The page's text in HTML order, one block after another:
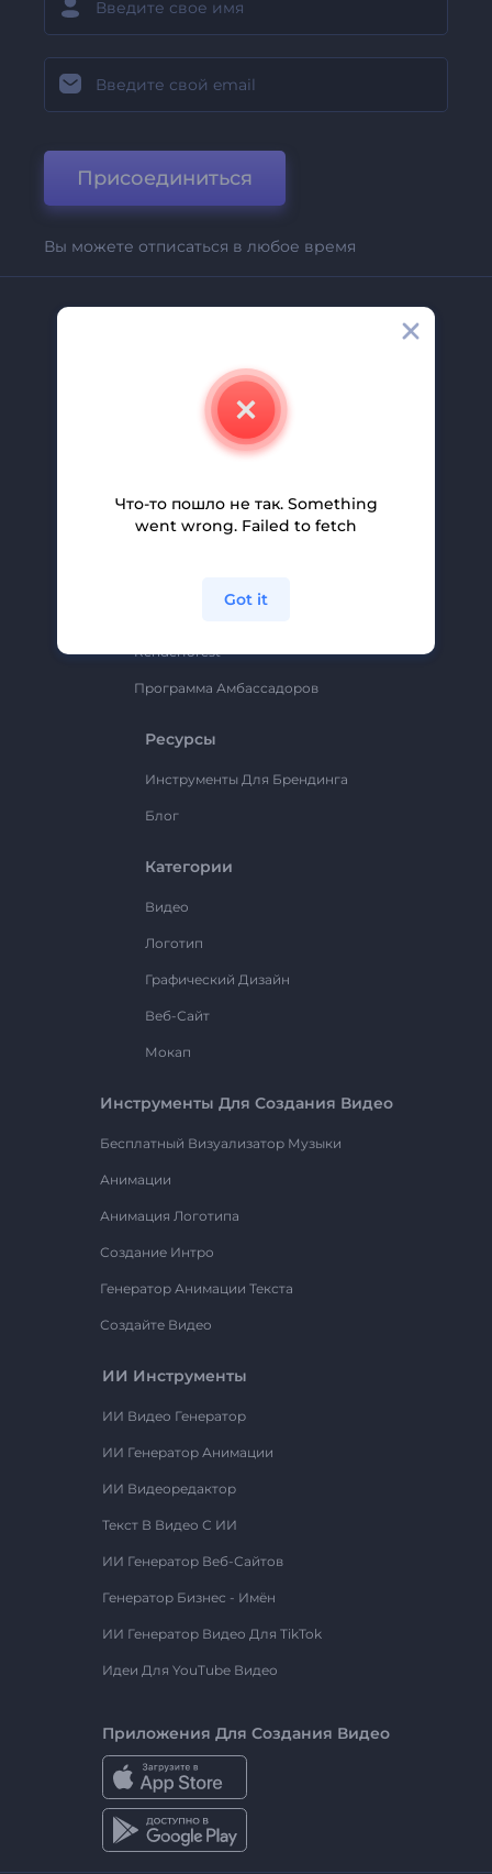
Присоединиться
Вы можете отписаться в любое время
Свяжитесь С Нами
Партнерская Программа
Renderforest
Программа Амбассадоров
Ресурсы
Инструменты Для Брендинга
Блог
Категории
Видео
Логотип
Графический Дизайн
Веб-Сайт
Мокап
Инструменты Для Создания Видео
Бесплатный Визуализатор Музыки
Анимации
Анимация Логотипа
Создание Интро
Генератор Анимации Текста
Создайте Видео
ИИ Инструменты
ИИ Видео Генератор
ИИ Генератор Анимации
ИИ Видеоредактор
Текст В Видео С ИИ
ИИ Генератор Веб-Сайтов
Генератор Бизнес - Имён
ИИ Генератор Видео Для TikTok
Идеи Для YouTube Видео
Приложения Для Создания Видео
Что-то пошло не так. Something
went wrong. Failed to fetch
Got it